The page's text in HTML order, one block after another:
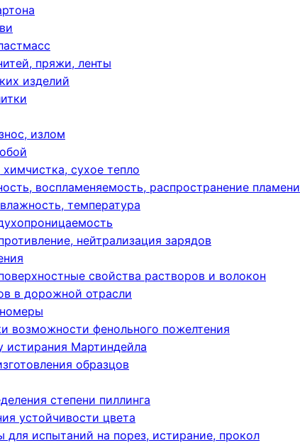
пряжи, ленты
изделий
излом
сухое тепло
воспламеняемость, распространение пламени
температура
нейтрализация зарядов
свойства растворов и волокон
в дорожной отрасли
возможности фенольного пожелтения
Мартиндейла
образцов
степени пиллинга
устойчивости цвета
для испытаний на порез, истирание, прокол